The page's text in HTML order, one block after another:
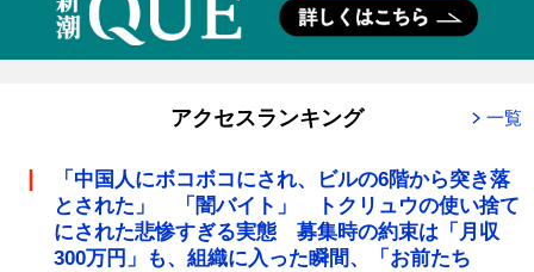
アクセスランキング 一覧
「中国人にボコボコにされ、ビルの6階から突き落
とされた」 「闇バイト」 トクリュウの使い捨て
にされた悲惨すぎる実態 募集時の約束は「月収
300万円」も、組織に入った瞬間、「お前たち